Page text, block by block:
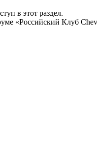
в этот раздел.
«Российский Клуб